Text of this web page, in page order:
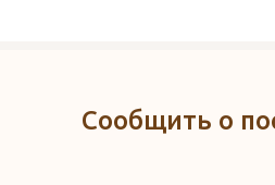
Сообщить о